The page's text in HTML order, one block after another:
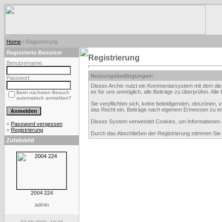
Home / Registrierung
Registrierte Benutzer
Benutzername:
Passwort:
Beim nächsten Besuch
automatisch anmelden?
» Password vergessen
» Registrierung
Zufallsbild
2004 224
admin
Registrierung
Nutzungsbedingungen:
Dieses Archiv nutzt ein Kommentarsystem mit dem
es für uns unmöglich, alle Beiträge zu überprüfen.
Sie verpflichten sich, keine beleidigenden, obszönen,
das Recht ein, Beiträge nach eigenem Ermessen zu
Dieses System verwendet Cookies, um
Durch das Abschließen der Registrierung stimmen